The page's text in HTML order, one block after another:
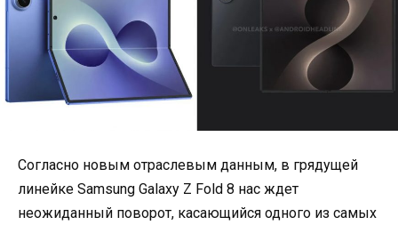
Согласно новым отраслевым данным, в грядущей
линейке Samsung Galaxy Z Fold 8 нас ждет
неожиданный поворот, касающийся одного из самых